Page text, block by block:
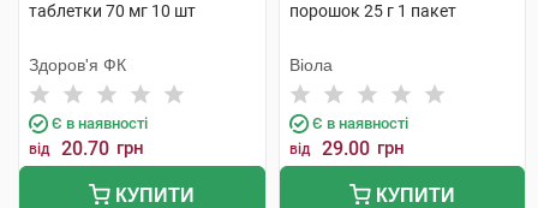
таблетки 70 мг 10 шт
Здоров'я ФК
Є в наявності
від 20.70 грн
КУПИТИ
порошок 25 г 1 пакет
Віола
Є в наявності
від 29.00 грн
КУПИТИ